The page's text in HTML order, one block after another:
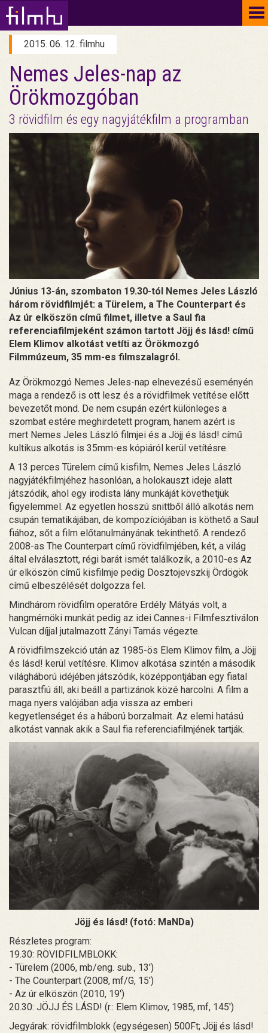
2015. 06. 12. filmhu
Nemes Jeles-nap az
Örökmozgóban
3 rövidfilm és egy nagyjátékfilm a programban
Június 13-án, szombaton 19.30-tól Nemes Jeles László
három rövidfilmjét: a Türelem, a The Counterpart és
Az úr elköszön című filmet, illetve a Saul fia
referenciafilmjeként számon tartott Jöjj és lásd! című
Elem Klimov alkotást vetíti az Örökmozgó
Filmmúzeum, 35 mm-es filmszalagról.
Az Örökmozgó Nemes Jeles-nap elnevezésű eseményén
maga a rendező is ott lesz és a rövidfilmek vetítése előtt
bevezetőt mond. De nem csupán ezért különleges a
szombat estére meghirdetett program, hanem azért is
mert Nemes Jeles László filmjei és a Jöjj és lásd! című
kultikus alkotás is 35mm-es kópiáról kerül vetítésre.
A 13 perces Türelem című kisfilm, Nemes Jeles László
nagyjátékfilmjéhez hasonlóan, a holokauszt ideje alatt
játszódik, ahol egy irodista lány munkáját követhetjük
figyelemmel. Az egyetlen hosszú snittből álló alkotás nem
csupán tematikájában, de kompozíciójában is köthető a Saul
fiához, sőt a film előtanulmányának tekinthető. A rendező
2008-as The Counterpart című rövidfilmjében, két, a világ
által elválasztott, régi barát ismét találkozik, a 2010-es Az
úr elköszön című kisfilmje pedig Dosztojevszkij Ördögök
című elbeszélését dolgozza fel.
Mindhárom rövidfilm operatőre Erdély Mátyás volt, a
hangmérnöki munkát pedig az idei Cannes-i Filmfesztiválon
Vulcan díjjal jutalmazott Zányi Tamás végezte.
A rövidfilmszekció után az 1985-ös Elem Klimov film, a Jöjj
és lásd! kerül vetítésre. Klimov alkotása szintén a második
világháború idéjében játszódik, középpontjában egy fiatal
parasztfiú áll, aki beáll a partizánok közé harcolni. A film a
maga nyers valójában adja vissza az emberi
kegyetlenséget és a háború borzalmait. Az elemi hatású
alkotást vannak akik a Saul fia referenciafilmjének tartják.
Jöjj és lásd! (fotó: MaNDa)
Részletes program:
19.30: RÖVIDFILMBLOKK:
- Türelem (2006, mb/eng. sub., 13')
- The Counterpart (2008, mf/G, 15')
- Az úr elköszön (2010, 19')
20.30: JÖJJ ÉS LÁSD! (r.: Elem Klimov, 1985, mf, 145')
Jegyárak: rövidfilmblokk (egységesen) 500Ft; Jöjj és lásd!